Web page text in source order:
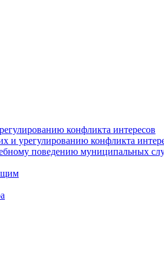
конфликта интересов
урегулированию конфликта
поведению муниципальных